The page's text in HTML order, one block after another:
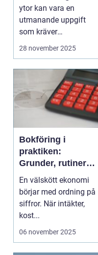
ytor kan vara en
utmanande uppgift
som kräver
noggrannhet och ...
28 november 2025
Bokföring i
praktiken:
Grunder, rutiner
och smarta
genvägar för små
och medelstora
företag
En välskött ekonomi
börjar med ordning på
siffror. När intäkter,
kost...
06 november 2025